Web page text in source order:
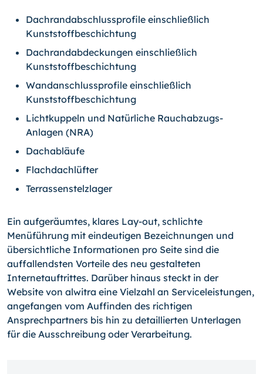
Dachrandabschlussprofile einschließlich
Kunststoffbeschichtung
Dachrandabdeckungen einschließlich
Kunststoffbeschichtung
Wandanschlussprofile einschließlich
Kunststoffbeschichtung
Lichtkuppeln und Natürliche Rauchabzugs-
Anlagen (NRA)
Dachabläufe
Flachdachlüfter
Terrassenstelzlager
Ein aufgeräumtes, klares Lay-out, schlichte
Menüführung mit eindeutigen Bezeichnungen und
übersichtliche Informationen pro Seite sind die
auffallendsten Vorteile des neu gestalteten
Internetauftrittes. Darüber hinaus steckt in der
Website von alwitra eine Vielzahl an Serviceleistungen,
angefangen vom Auffinden des richtigen
Ansprechpartners bis hin zu detaillierten Unterlagen
für die Ausschreibung oder Verarbeitung.